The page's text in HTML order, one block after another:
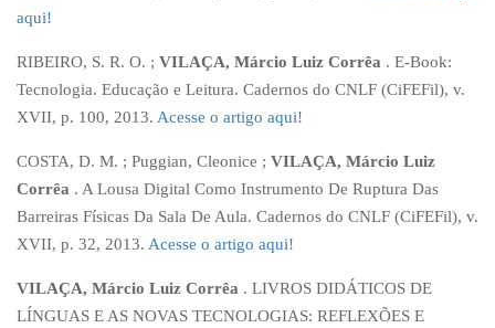
aqui!
RIBEIRO, S. R. O. ; VILAÇA, Márcio Luiz Corrêa . E-Book:
Tecnologia. Educação e Leitura. Cadernos do CNLF (CiFEFil), v.
XVII, p. 100, 2013. Acesse o artigo aqui!
COSTA, D. M. ; Puggian, Cleonice ; VILAÇA, Márcio Luiz
Corrêa . A Lousa Digital Como Instrumento De Ruptura Das
Barreiras Físicas Da Sala De Aula. Cadernos do CNLF (CiFEFil), v.
XVII, p. 32, 2013. Acesse o artigo aqui!
VILAÇA, Márcio Luiz Corrêa . LIVROS DIDÁTICOS DE
LÍNGUAS E AS NOVAS TECNOLOGIAS: REFLEXÕES E